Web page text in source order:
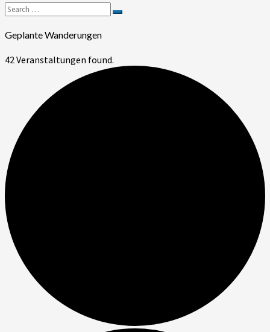
Search
for:
Search
Geplante Wanderungen
42 Veranstaltungen found.